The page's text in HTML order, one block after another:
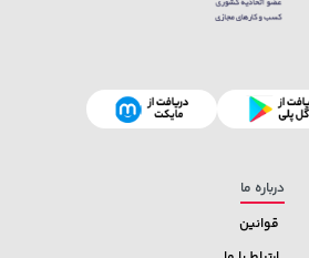
خرید
2,579,000 تومان
3,880,000
درباره ما
قوانین